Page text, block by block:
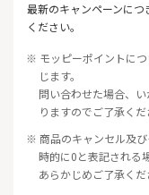
最新のキャンペーンに
ください。
※ モッピーポイントに
じます。
問い合わせた場合、
りますのでご了承くだ
※ 商品のキャンセル及
時的に0と表記される
あらかじめご了承くだ